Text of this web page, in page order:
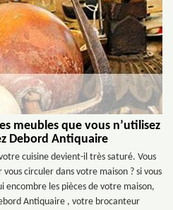
meubles que vous n’utilisez
Debord Antiquaire
cuisine devient-il très saturé. Vous
vous circuler dans votre maison ? si vous
encombre les pièces de votre maison,
Antiquaire , votre brocanteur